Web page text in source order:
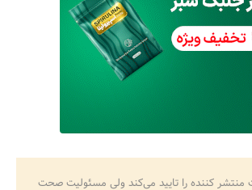
منتشر کننده را تایید می‌کند ولی مسئولیت صحت